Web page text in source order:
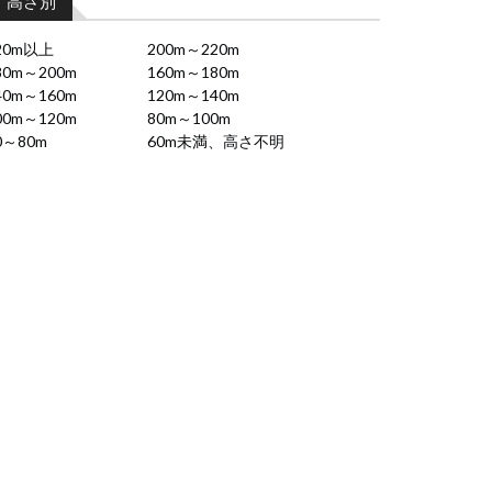
以上
200m～220m
～200m
160m～180m
～160m
120m～140m
～120m
80m～100m
80m
60m未満、高さ不明